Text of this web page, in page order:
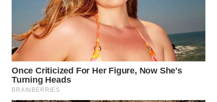
SUMEDANG
WN
KEPULAUAN